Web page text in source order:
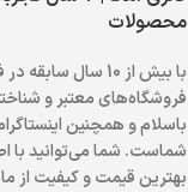
محصولات
با بیش از 10 سال
فروشگاه‌های معتبر و
شماست. شما می‌توانید با
بهترین قیمت و کیفیت از